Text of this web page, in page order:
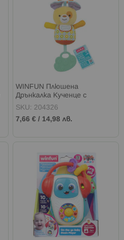
WINFUN Плюшена
Дрънкалка Кученце с
Чесалка за Зъби
SKU: 204326
7,66 € / 14,98 лв.